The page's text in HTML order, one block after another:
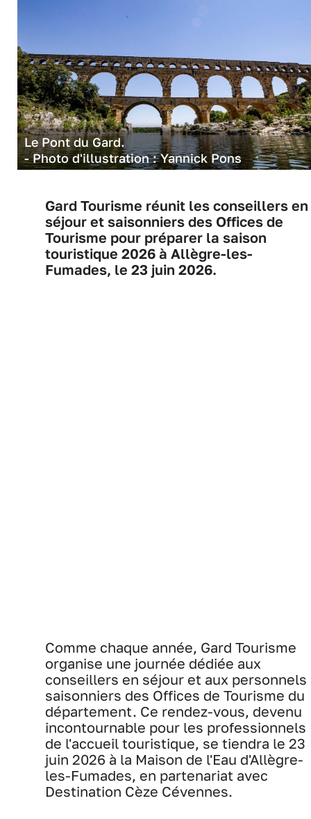
Le Pont du Gard.
- Photo d'illustration : Yannick Pons
Gard Tourisme réunit les conseillers en
séjour et saisonniers des Offices de
Tourisme pour préparer la saison
touristique 2026 à Allègre-les-
Fumades, le 23 juin 2026.
Comme chaque année, Gard Tourisme
organise une journée dédiée aux
conseillers en séjour et aux personnels
saisonniers des Offices de Tourisme du
département. Ce rendez-vous, devenu
incontournable pour les professionnels
de l'accueil touristique, se tiendra le 23
juin 2026 à la Maison de l'Eau d'Allègre-
les-Fumades, en partenariat avec
Destination Cèze Cévennes.